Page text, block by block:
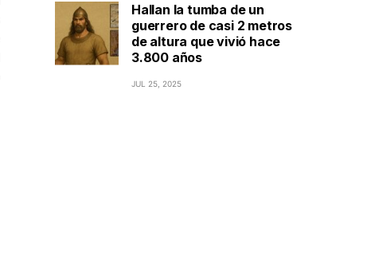
Hallan la tumba de un
guerrero de casi 2 metros
de altura que vivió hace
3.800 años
JUL 25, 2025